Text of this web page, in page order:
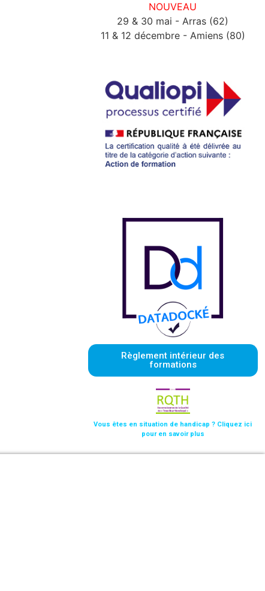
NOUVEAU
29 & 30 mai - Arras (62)
11 & 12 décembre - Amiens (80)
Règlement intérieur des
formations
Vous êtes en situation de handicap ? Cliquez ici
pour en savoir plus